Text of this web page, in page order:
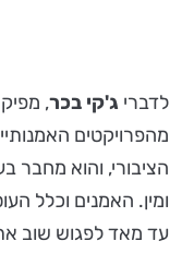
לדברי ג'קי בכר,
מהפרויקטים
הציבורי, והוא
ומין. האמנים וכלל
עד מאד לפגוש שוב